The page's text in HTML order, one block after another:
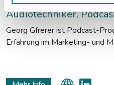
Audiotechniker,
Georg Gfrerer ist Podcast-
Erfahrung im Marketing- und